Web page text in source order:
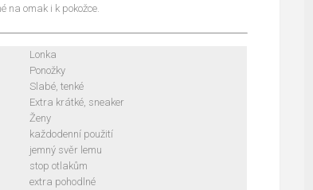
na omak i k pokožce.
Lonka
Ponožky
Slabé, tenké
Extra krátké, sneaker
Ženy
každodenní použití
jemný svěr lemu
stop otlakům
extra pohodlné